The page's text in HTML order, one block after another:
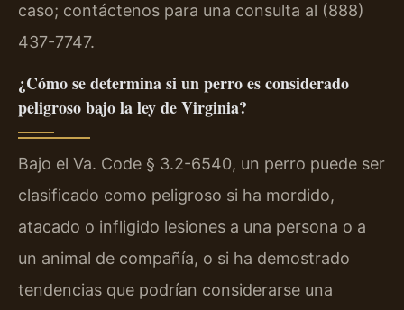
caso; contáctenos para una consulta al (888)
437-7747.
¿Cómo se determina si un perro es considerado
peligroso bajo la ley de Virginia?
Bajo el Va. Code § 3.2-6540, un perro puede ser
clasificado como peligroso si ha mordido,
atacado o infligido lesiones a una persona o a
un animal de compañía, o si ha demostrado
tendencias que podrían considerarse una